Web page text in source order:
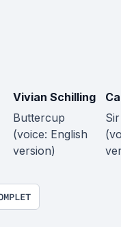
Vivian Schilling
Buttercup
(voice: English
version)